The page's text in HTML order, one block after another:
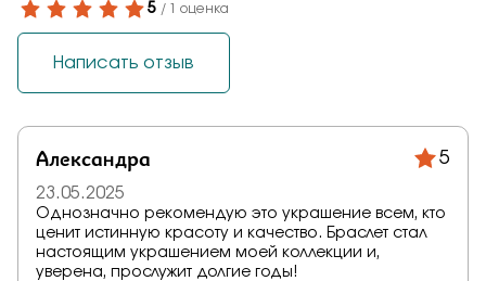
5 / 1 оценка
Александра 5
23.05.2025
Однозначно рекомендую это украшение всем, кто
ценит истинную красоту и качество. Браслет стал
настоящим украшением моей коллекции и,
уверена, прослужит долгие годы!
Написать отзыв